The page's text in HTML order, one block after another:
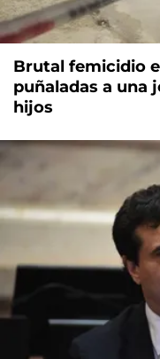
Brutal femicidio
puñaladas a una
hijos